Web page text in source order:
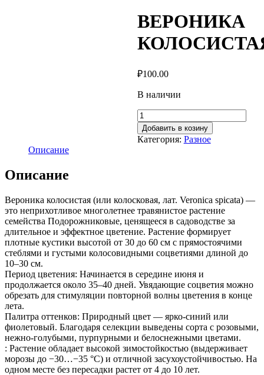
ВЕРОНИКА
₽100.00
В наличии
Добавить в козину
Категория: Разное
Описание
Описание
Вероника колосистая (или колосковая, лат. Veronica spicata) —
это неприхотливое многолетнее травянистое растение
семейства Подорожниковые, ценящееся в садоводстве за
длительное и эффектное цветение. Растение формирует
плотные кустики высотой от 30 до 60 см с прямостоячими
стеблями и густыми колосовидными соцветиями длиной до
10–30 см.
Период цветения: Начинается в середине июня и
продолжается около 35–40 дней. Увядающие соцветия можно
обрезать для стимуляции повторной волны цветения в конце
лета.
Палитра оттенков: Природный цвет — ярко-синий или
фиолетовый. Благодаря селекции выведены сорта с розовыми,
нежно-голубыми, пурпурными и белоснежными цветами.
: Растение обладает высокой зимостойкостью (выдерживает
морозы до −30…−35 °C) и отличной засухоустойчивостью. На
одном месте без пересадки растет от 4 до 10 лет.